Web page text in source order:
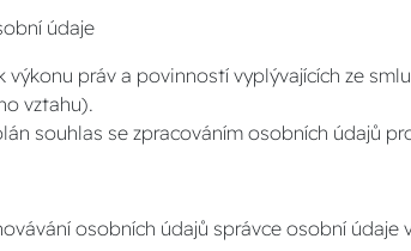
údaje
práv a povinností vyplývajících ze
vztahu).
souhlas se zpracováním osobních údajů
osobních údajů správce osobní údaje